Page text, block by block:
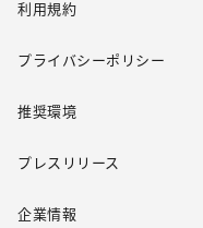
利用規約
プライバシーポリシー
推奨環境
プレスリリース
企業情報